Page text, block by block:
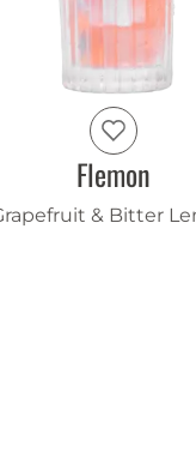
Flemon
& Bitter